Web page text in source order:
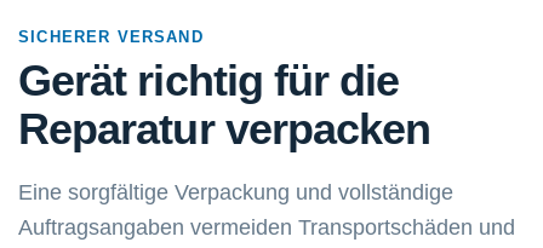
SICHERER VERSAND
Gerät richtig für die
Reparatur verpacken
Eine sorgfältige Verpackung und vollständige
Auftragsangaben vermeiden Transportschäden und